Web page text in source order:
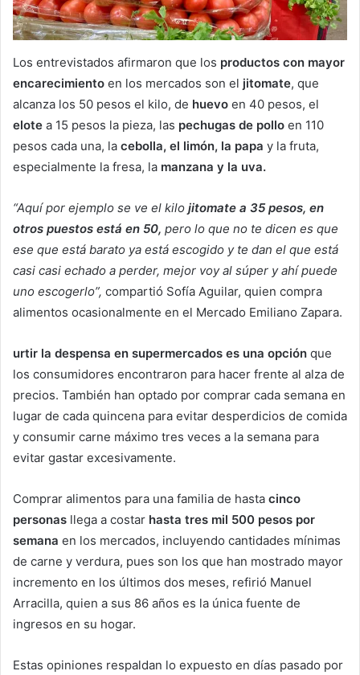
Los entrevistados afirmaron que los productos con mayor
encarecimiento en los mercados son el jitomate, que
alcanza los 50 pesos el kilo, de huevo en 40 pesos, el
elote a 15 pesos la pieza, las pechugas de pollo en 110
pesos cada una, la cebolla, el limón, la papa y la fruta,
especialmente la fresa, la manzana y la uva.
“Aquí por ejemplo se ve el kilo jitomate a 35 pesos, en
otros puestos está en 50, pero lo que no te dicen es que
ese que está barato ya está escogido y te dan el que está
casi casi echado a perder, mejor voy al súper y ahí puede
uno escogerlo”, compartió Sofía Aguilar, quien compra
alimentos ocasionalmente en el Mercado Emiliano Zapara.
urtir la despensa en supermercados es una opción que
los consumidores encontraron para hacer frente al alza de
precios. También han optado por comprar cada semana en
lugar de cada quincena para evitar desperdicios de comida
y consumir carne máximo tres veces a la semana para
evitar gastar excesivamente.
Comprar alimentos para una familia de hasta cinco
personas llega a costar hasta tres mil 500 pesos por
semana en los mercados, incluyendo cantidades mínimas
de carne y verdura, pues son los que han mostrado mayor
incremento en los últimos dos meses, refirió Manuel
Arracilla, quien a sus 86 años es la única fuente de
ingresos en su hogar.
Estas opiniones respaldan lo expuesto en días pasado por